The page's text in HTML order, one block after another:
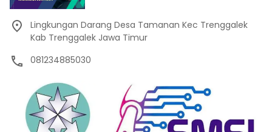
Lingkungan Darang Desa Tamanan Kec Trenggalek
Kab Trenggalek Jawa Timur
081234885030